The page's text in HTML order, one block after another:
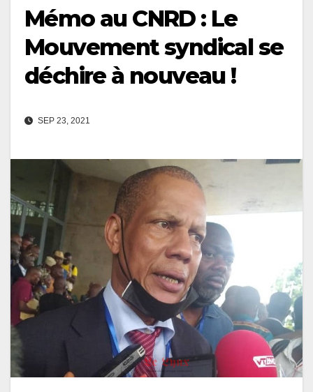
Mémo au CNRD : Le
Mouvement syndical se
déchire à nouveau !
SEP 23, 2021